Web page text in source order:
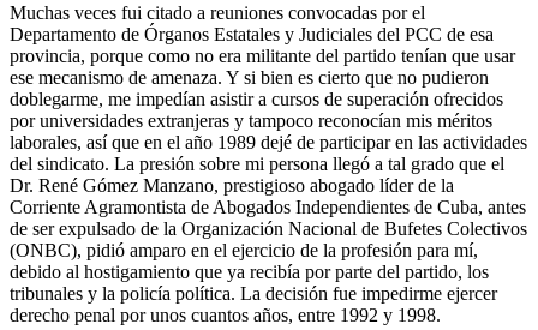
Muchas veces fui citado a reuniones convocadas por el
Departamento de Órganos Estatales y Judiciales del PCC de esa
provincia, porque como no era militante del partido tenían que usar
ese mecanismo de amenaza. Y si bien es cierto que no pudieron
doblegarme, me impedían asistir a cursos de superación ofrecidos
por universidades extranjeras y tampoco reconocían mis méritos
laborales, así que en el año 1989 dejé de participar en las actividades
del sindicato. La presión sobre mi persona llegó a tal grado que el
Dr. René Gómez Manzano, prestigioso abogado líder de la
Corriente Agramontista de Abogados Independientes de Cuba, antes
de ser expulsado de la Organización Nacional de Bufetes Colectivos
(ONBC), pidió amparo en el ejercicio de la profesión para mí,
debido al hostigamiento que ya recibía por parte del partido, los
tribunales y la policía política. La decisión fue impedirme ejercer
derecho penal por unos cuantos años, entre 1992 y 1998.